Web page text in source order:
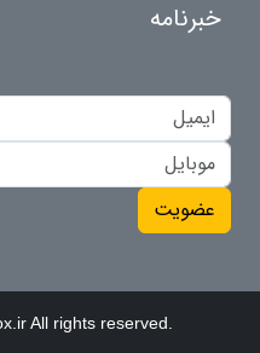
خبرنامه
عضویت
All rights reserved.